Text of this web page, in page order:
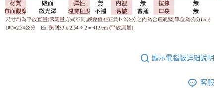
顯示電腦版詳細說明
客服